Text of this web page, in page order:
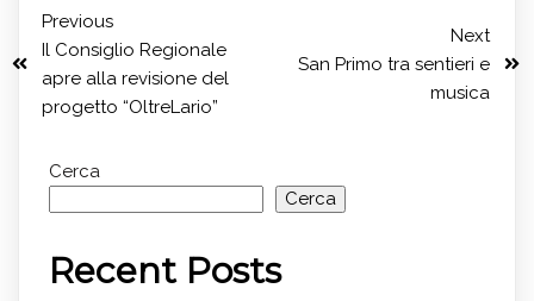
Previous
Il Consiglio Regionale
apre alla revisione del
progetto “OltreLario”
Next
San Primo tra sentieri e
musica
Cerca
Cerca
Recent Posts